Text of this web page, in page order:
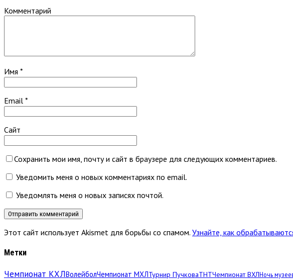
Комментарий
Имя *
Email *
Сайт
Сохранить мои имя, почту и сайт в браузере для следующих комментариев.
Уведомить меня о новых комментариях по email.
Уведомлять меня о новых записях почтой.
Этот сайт использует Akismet для борьбы со спамом. Узнайте, как
Метки
Чемпионат КХЛВолейболЧемпионат МХЛТурнир ПучковаТНТЧемпионат ВХЛНочь